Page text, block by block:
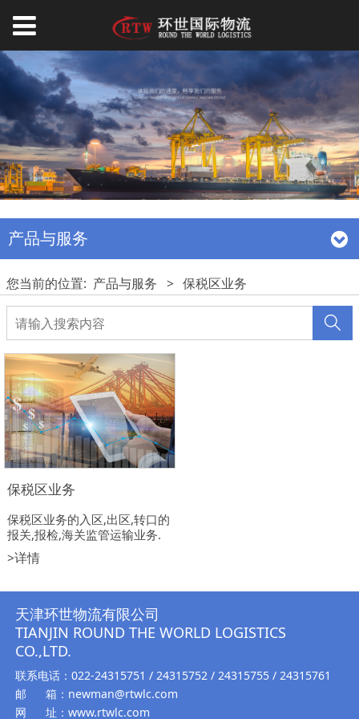
产品与服务
您当前的位置: 产品与服务 > 保税区业务
保税区业务
保税区业务的入区,出区,转口的
报关,报检,海关监管运输业务.
>详情
天津环世物流有限公司
TIANJIN ROUND THE WORLD LOGISTICS
CO.,LTD.
联系电话：022-24315751 / 24315752 / 24315755 / 24315761
邮 箱：newman@rtwlc.com
网 址：www.rtwlc.com